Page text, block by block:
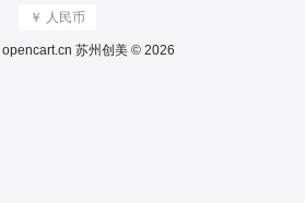
￥ 人民币
opencart.cn 苏州创美 © 2026